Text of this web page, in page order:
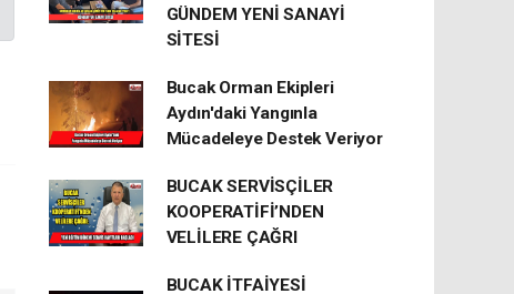
GÜNDEM YENİ SANAYİ
SİTESİ
Bucak Orman Ekipleri
Aydın'daki Yangınla
Mücadeleye Destek Veriyor
BUCAK SERVİSÇİLER
KOOPERATİFİ’NDEN
VELİLERE ÇAĞRI
BUCAK İTFAİYESİ